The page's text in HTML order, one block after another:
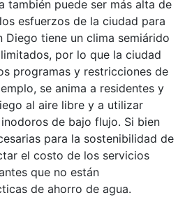
también puede ser más alta de
esfuerzos de la ciudad para
Diego tiene un clima semiárido
por lo que la ciudad
programas y restricciones de
se anima a residentes y
al aire libre y a utilizar
de bajo flujo. Si bien
para la sostenibilidad de
el costo de los servicios
que no están
de ahorro de agua.